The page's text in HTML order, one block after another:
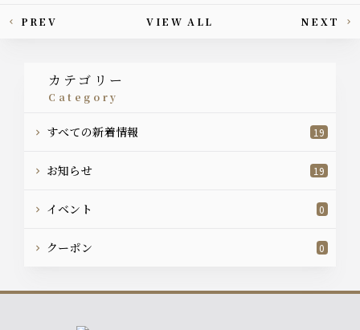
This article's paging
PREV VIEW ALL NEXT
カテゴリー
category
すべての新着情報 19
お知らせ 19
イベント 0
クーポン 0